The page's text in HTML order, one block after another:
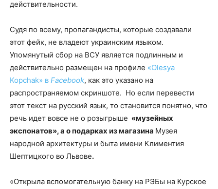
действительности.
Судя по всему, пропагандисты, которые создавали
этот фейк, не владеют украинским языком.
Упомянутый сбор на ВСУ является подлинным и
действительно размещен на профиле «Olesya
Kopchak» в Facebook, как это указано на
распространяемом скриншоте. Но если перевести
этот текст на русский язык, то становится понятно, что
речь идет вовсе не о розыгрыше «музейных
экспонатов», а о подарках из магазина Музея
народной архитектуры и быта имени Климентия
Шептицкого во Львове.
«Открыла вспомогательную банку на РЭБы на Курское